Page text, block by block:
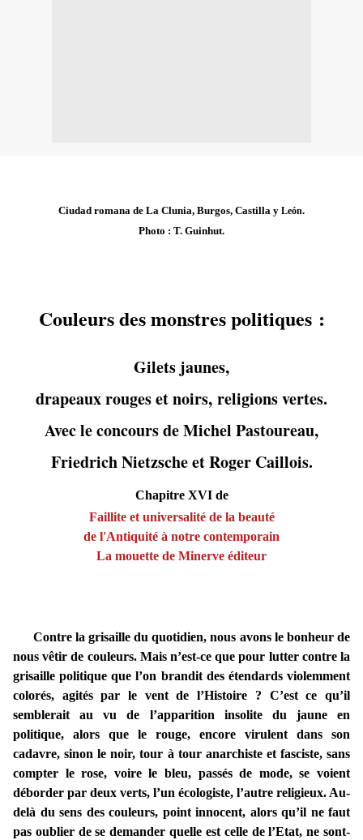
Ciudad romana de La Clunia, Burgos, Castilla y León.
Photo : T. Guinhut.
Couleurs des monstres politiques :
Gilets jaunes,
drapeaux rouges et noirs, religions vertes.
Avec le concours de Michel Pastoureau,
Friedrich Nietzsche et Roger Caillois.
Chapitre XVI de
Faillite et universalité de la beauté
de l'Antiquité à notre contemporain
La mouette de Minerve éditeur
Contre la grisaille du quotidien, nous avons le bonheur de
nous vêtir de couleurs. Mais n’est-ce que pour lutter contre la
grisaille politique que l’on brandit des étendards violemment
colorés, agités par le vent de l’Histoire ? C’est ce qu’il
semblerait au vu de l’apparition insolite du jaune en
politique, alors que le rouge, encore virulent dans son
cadavre, sinon le noir, tour à tour anarchiste et fasciste, sans
compter le rose, voire le bleu, passés de mode, se voient
déborder par deux verts, l’un écologiste, l’autre religieux. Au-
delà du sens des couleurs, point innocent, alors qu’il ne faut
pas oublier de se demander quelle est celle de l’Etat, ne sont-